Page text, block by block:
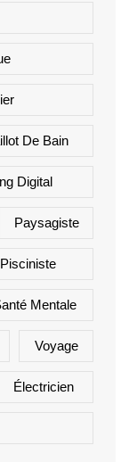
De Bain
Digital
Paysagiste
Pisciniste
Mentale
Voyage
Électricien